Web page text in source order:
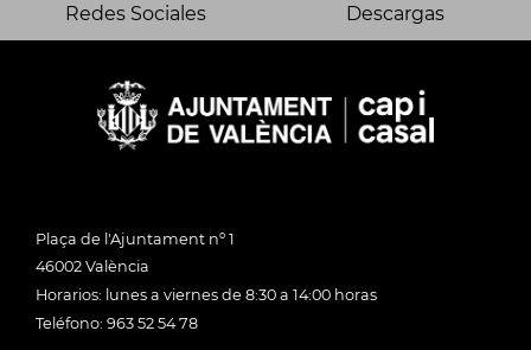
Redes Sociales Descargas
Plaça de l'Ajuntament nº 1
46002 València
Horarios: lunes a viernes de 8:30 a 14:00 horas
Teléfono: 963 52 54 78